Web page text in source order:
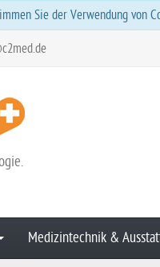
Sie der Verwendung von
Medizintechnik &